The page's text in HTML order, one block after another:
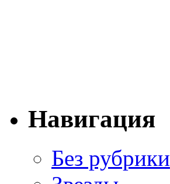
Навигация
Без рубрики